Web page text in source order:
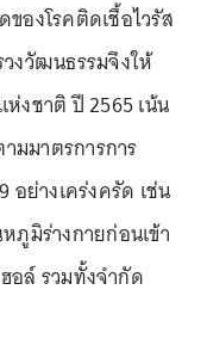
องโรคติดเชื้อไวรัส
งวัฒนธรรมจึงให้
งชาติ ปี 2565 เน้น
มมาตรการการ
อย่างเคร่งครัด เช่น
ภูมิร่างกายก่อนเข้า
อล์ รวมทั้งจำกัด